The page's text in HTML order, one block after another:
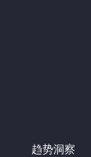
趋势洞察